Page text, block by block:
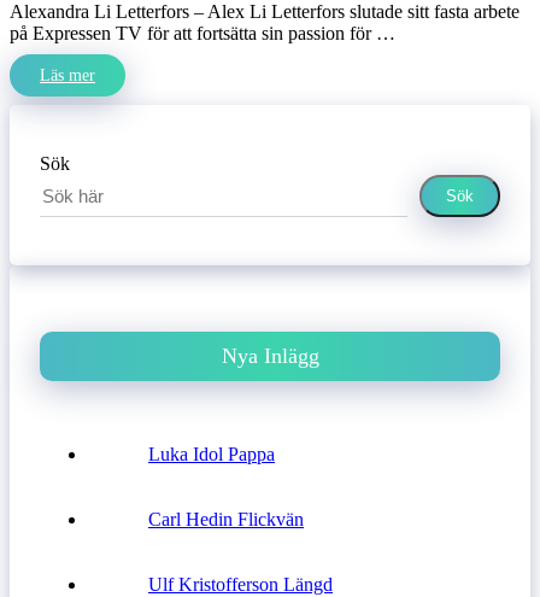
Alexandra Li Letterfors – Alex Li Letterfors slutade sitt fasta arbete
på Expressen TV för att fortsätta sin passion för …
Läs mer
Sök
Sök
Nya Inlägg
Luka Idol Pappa
Carl Hedin Flickvän
Ulf Kristofferson Längd